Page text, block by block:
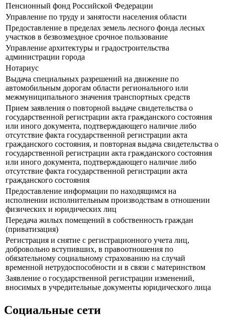
Пенсионный фонд Российской Федерации
Управление по труду и занятости населения области
Предоставление в пределах земель лесного фонда лесных
участков в безвозмездное срочное пользование
Управление архитектуры и градостроительства
администрации города
Нотариус
Выдача специальных разрешений на движение по
автомобильным дорогам области регионального или
межмуниципального значения транспортных средств
Прием заявления о повторной выдаче свидетельства о
государственной регистрации акта гражданского состояния
или иного документа, подтверждающего наличие либо
отсутствие факта государственной регистрации акта
гражданского состояния, и повторная выдача свидетельства о
государственной регистрации акта гражданского состояния
или иного документа, подтверждающего наличие либо
отсутствие факта государственной регистрации акта
гражданского состояния
Предоставление информации по находящимся на
исполнении исполнительным производствам в отношении
физических и юридических лиц
Передача жилых помещений в собственность граждан
(приватизация)
Регистрация и снятие с регистрационного учета лиц,
добровольно вступивших, в правоотношения по
обязательному социальному страхованию на случай
временной нетрудоспособности и в связи с материнством
Заявление о государственной регистрации изменений,
вносимых в учредительные документы юридического лица
Социальные сети